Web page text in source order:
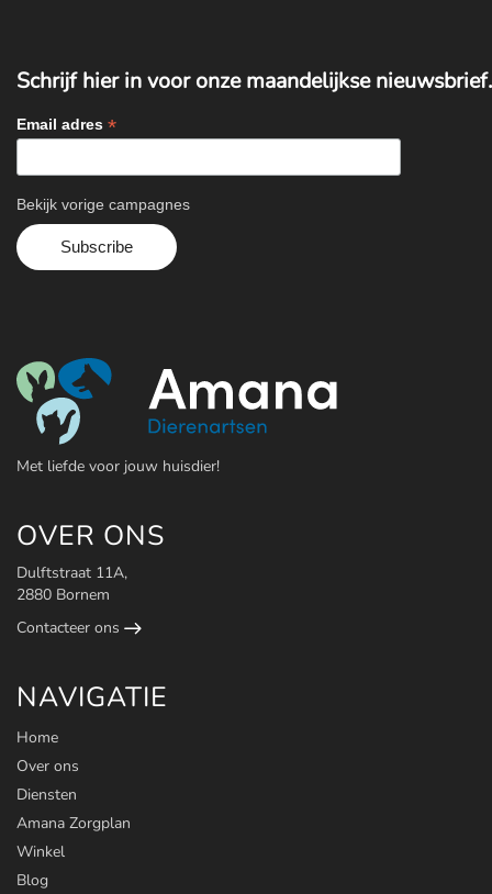
Schrijf hier in voor onze maandelijkse nieuwsbrief.
Email adres *
Bekijk vorige campagnes
Met liefde voor jouw huisdier!
OVER ONS
Dulftstraat 11A,
2880 Bornem
Contacteer ons
NAVIGATIE
Home
Over ons
Diensten
Amana Zorgplan
Winkel
Blog